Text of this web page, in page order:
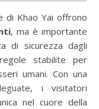
di Khao Yai offrono
, ma è importante
di sicurezza dagli
stabilite per
umani. Con una
i visitatori
nel cuore della